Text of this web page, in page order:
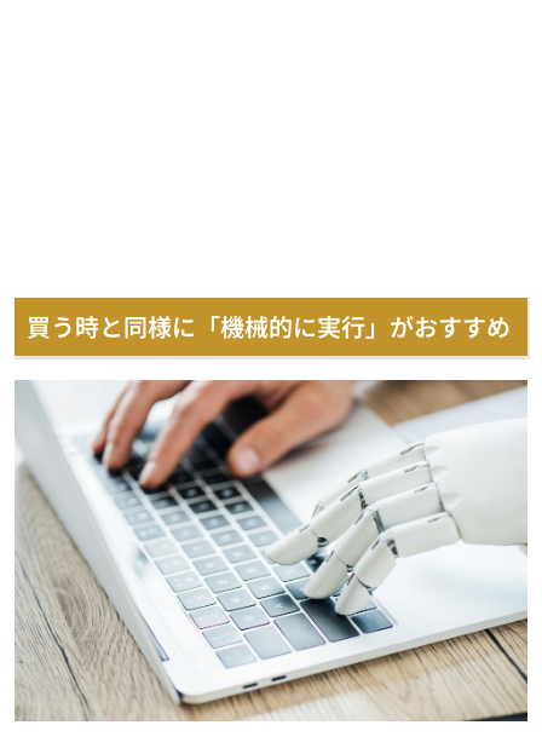
買う時と同様に「機械的に実行」がおすすめ